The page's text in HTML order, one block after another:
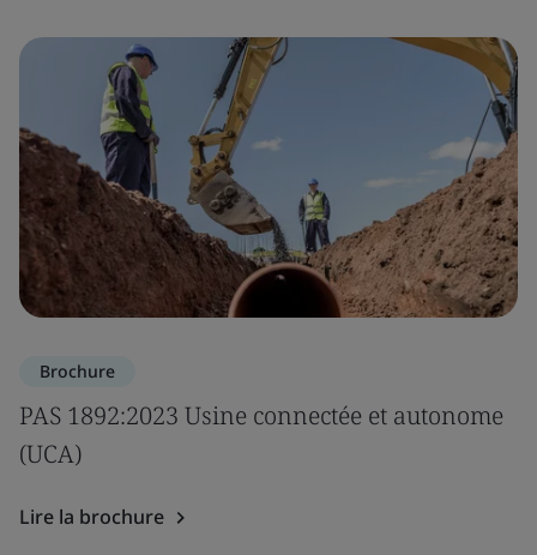
Brochure
PAS 1892:2023 Usine connectée et autonome
(UCA)
Lire la brochure